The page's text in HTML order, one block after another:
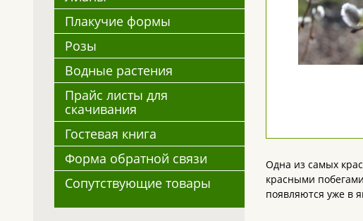
Плакучие формы
Розы
Водные растения
Прайс листы для
скачивания
Гостевая книга
Форма обратной связи
Сопутствующие товары
Одна из самых
красными
появляются уже в